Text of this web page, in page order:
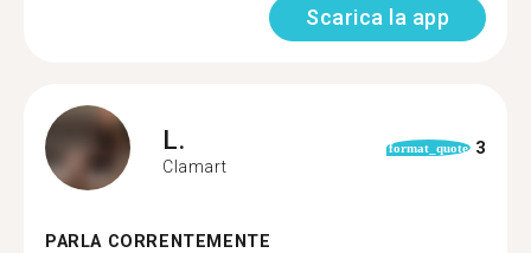
Scarica la app
L.
Clamart
format_quote 3
PARLA CORRENTEMENTE